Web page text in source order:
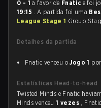
0 - 1 a favor de Fnatic e foi
19:15 . A partida foi uma
League Stage 1 Group
Detalhes da partida
Fnatic venceu oJogo 1 por
Estatísticas Head-to-head
Twisted Minds e Fnatic
Minds venceu1 vezes ,